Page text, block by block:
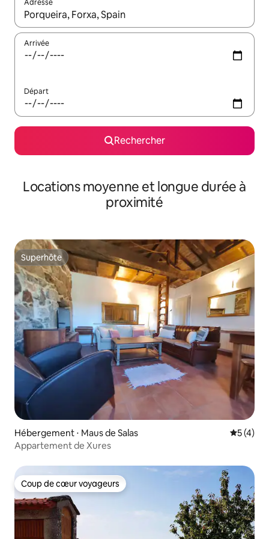
Adresse
Lorsque les résultats s'affichent, utilisez les flèches vers le
Arrivée
Départ
Rechercher
Locations moyenne et longue durée à
proximité
Superhôte
Superhôte
Hébergement ⋅ Maus de Salas
5 (4)
Appartement de Xures
Coup de cœur voyageurs
Coup de cœur voyageurs